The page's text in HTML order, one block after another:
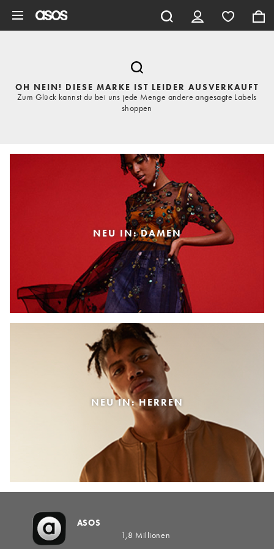
OH NEIN! DIESE MARKE IST LEIDER AUSVERKAUFT
Zum Glück kannst du bei uns jede Menge andere angesagte Labels
shoppen
NEU IN: DAMEN
NEU IN: HERREN
ASOS
1,8 Millionen